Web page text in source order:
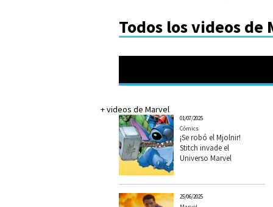
Todos los videos de
+ videos de Marvel
01/07/2025
Cómics
¡Se robó el Mjolnir!
Stitch invade el
Universo Marvel
25/06/2025